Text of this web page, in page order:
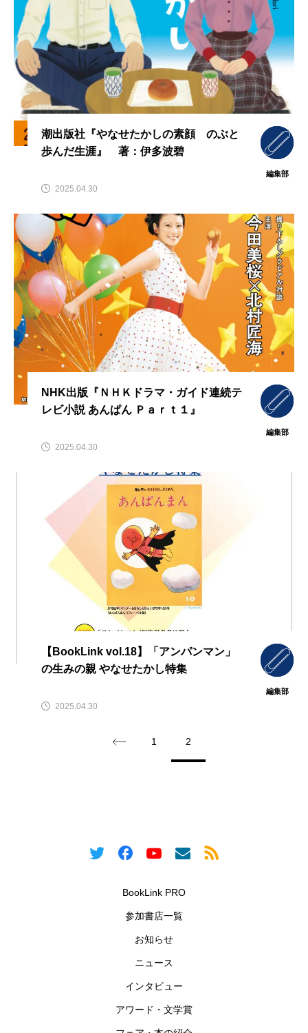
潮出版社『やなせたかしの素顔 のぶと
歩んだ生涯』 著：伊多波碧
編集部
2025.04.30
NHK出版『ＮＨＫドラマ・ガイド連続テ
レビ小説 あんぱん Ｐａｒｔ１』
編集部
2025.04.30
【BookLink vol.18】「アンパンマン」
の生みの親 やなせたかし特集
編集部
2025.04.30
1 2
BookLink PRO
参加書店一覧
お知らせ
ニュース
インタビュー
アワード・文学賞